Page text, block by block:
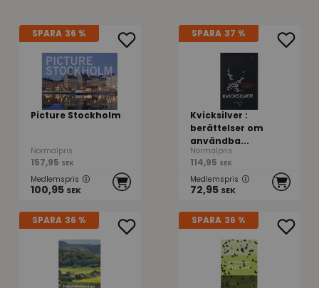
SPARA 36 %
Picture Stockholm
Normalpris
157,95 SEK
Medlemspris
100,95 SEK
SPARA 37 %
Kvicksilver :
berättelser om
användba...
Normalpris
114,95 SEK
Medlemspris
72,95 SEK
SPARA 36 % SPARA 36 %